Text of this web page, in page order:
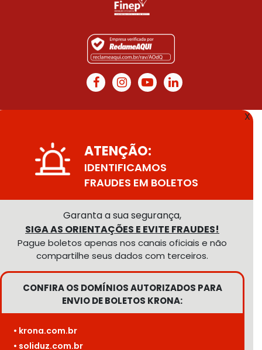
X
ATENÇÃO:
IDENTIFICAMOS
FRAUDES EM BOLETOS
Garanta a sua segurança,
SIGA AS ORIENTAÇÕES E EVITE FRAUDES!
Pague boletos apenas nos canais oficiais e não
compartilhe seus dados com terceiros.
CONFIRA OS DOMÍNIOS AUTORIZADOS PARA
ENVIO DE BOLETOS KRONA:
• krona.com.br
• soliduz.com.br